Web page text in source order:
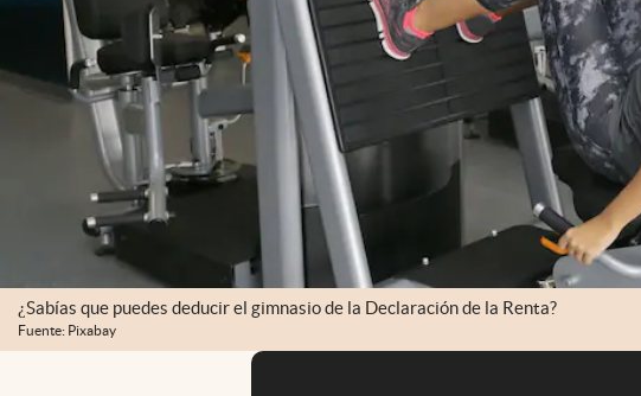
¿Sabías que puedes deducir el gimnasio de la Declaración de la Renta?
Fuente: Pixabay